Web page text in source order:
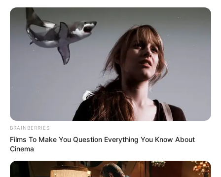
HOME
INSPIRASI
STYLE
FILM &
SERIES
NGAKAK
QUOTES
HYPE
MORE
BRAINBERRIES
Films To Make You Question Everything You Know About
Cinema